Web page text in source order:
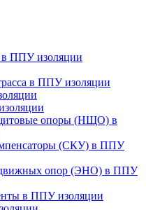
в ППУ изоляции
в ППУ изоляции
опоры (НЩО) в
(СКУ) в ППУ
опор (ЭНО) в ППУ
в ППУ изоляции